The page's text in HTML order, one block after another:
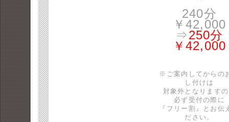
240分
￥42,000
⇒250分
￥42,000
※ご案内してからの
し付けは
対象外となります
必ず受付の際に
『フリー割』とお伝
ださい。